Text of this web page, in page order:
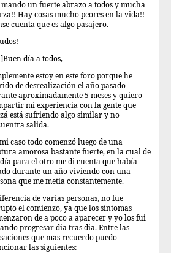
mando un fuerte abrazo a todos y mucha
Hay cosas mucho peores en la vida!!
cuenta que es algo pasajero.
día a todos,
estoy en este foro porque he
de desrealización el año pasado
aproximadamente 5 meses y quiero
mi experiencia con la gente que
está sufriendo algo similar y no
salida.
caso todo comenzó luego de una
amorosa bastante fuerte, en la cual de
para el otro me di cuenta que había
durante un año viviendo con una
que me metía constantemente.
de varias personas, no fue
el comienzo, ya que los síntomas
de a poco a aparecer y yo los fui
progresar dia tras dia. Entre las
que mas recuerdo puedo
las siguientes: